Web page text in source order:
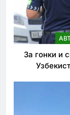
За гонки и